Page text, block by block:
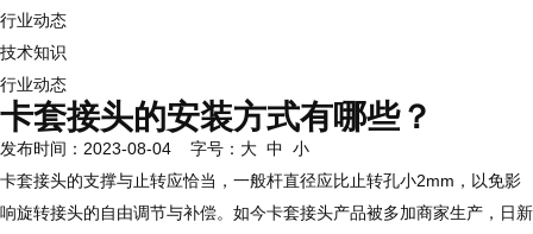
行业动态
技术知识
行业动态
卡套接头的安装方式有哪些？
发布时间：2023-08-04 字号： 大 中 小
卡套接头的支撑与止转应恰当，一般杆直径应比止转孔小2mm，以免影
响旋转接头的自由调节与补偿。如今卡套接头产品被多加商家生产，日新